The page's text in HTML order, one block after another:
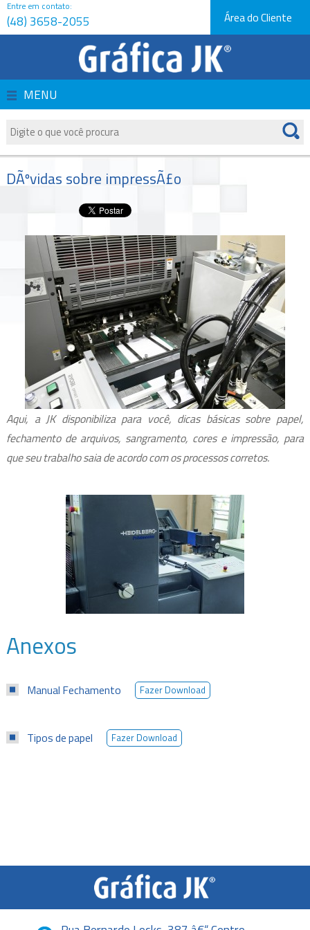
Página Inicial
Produtos
Novidades e Dicas
Fale Conosco
Área do Cliente
Entre em contato:
(48) 3658-2055
MENU
DÃºvidas sobre impressÃ£o
Aqui, a JK disponibiliza para você, dicas básicas sobre papel,
fechamento de arquivos, sangramento, cores e impressão, para
que seu trabalho saia de acordo com os processos corretos.
Anexos
Manual Fechamento Fazer Download
Tipos de papel Fazer Download